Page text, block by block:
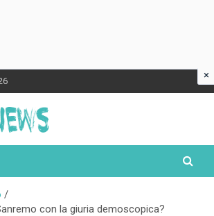
con la giuria demoscopica?
×